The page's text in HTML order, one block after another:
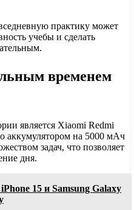
практику может
учебы и сделать
временем
является Xiaomi Redmi
аккумулятором на 5000 мАч
задач, что позволяет
дня.
15 и Samsung Galaxy